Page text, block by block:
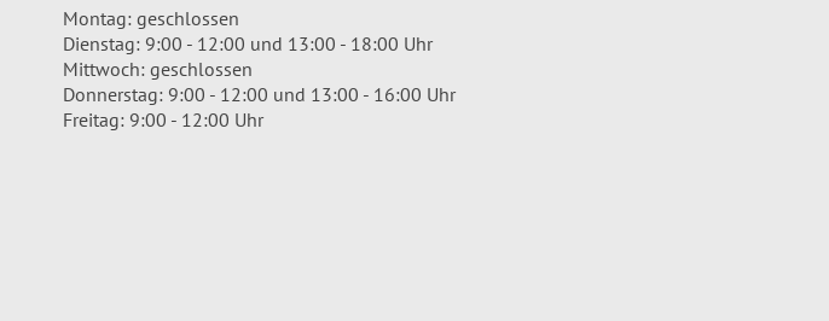
Montag: geschlossen
Dienstag: 9:00 - 12:00 und 13:00 - 18:00 Uhr
Mittwoch: geschlossen
Donnerstag: 9:00 - 12:00 und 13:00 - 16:00 Uhr
Freitag: 9:00 - 12:00 Uhr